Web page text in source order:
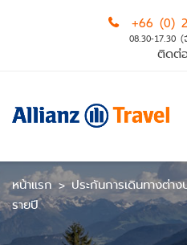
+66 (0)
08.30-17.30
ติดต่อ
หน้าแรก>ประกันการเดินทางต่าง
รายปี